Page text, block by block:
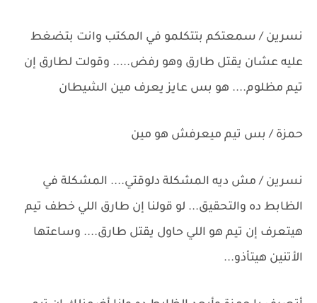
نسرين / سمعتكم بتتكلمو في المكتب وانت بتضغط
عليه عشان يقتل طارق وهو رفض..... وقولت لطارق إن
تيم مظلوم.... هو بس عايز يعرف مين الشيطان
حمزة / بس تيم ميعرفش هو مين
نسرين / مش ديه المشكلة دلوقتي.... المشكلة في
الظابط ده والتحقيق... لو قولنا إن طارق اللي خطف تيم
هيتعرف إن تيم هو اللي حاول يقتل طارق.... وساعتها
الأتنين هيتأذو...